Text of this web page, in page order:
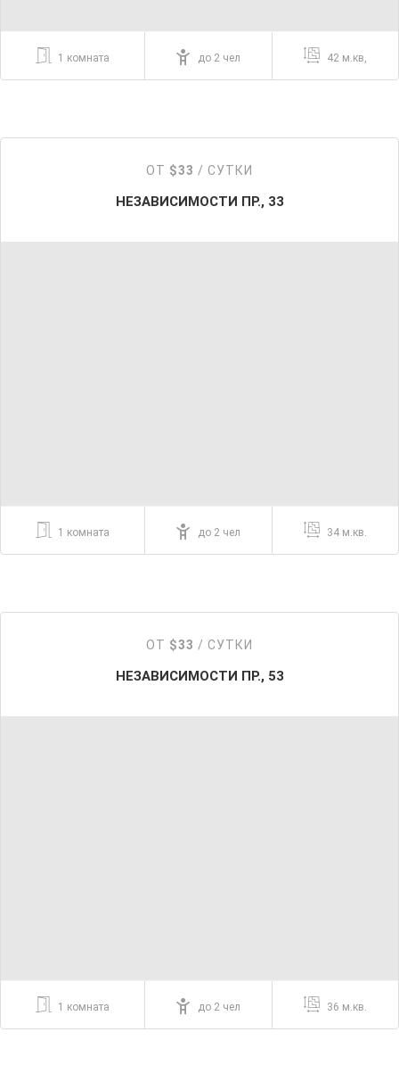
1 комната до 2 чел 42 м.кв,
ОТ $33 / СУТКИ
НЕЗАВИСИМОСТИ ПР., 33
1 комната до 2 чел 34 м.кв.
ОТ $33 / СУТКИ
НЕЗАВИСИМОСТИ ПР., 53
1 комната до 2 чел 36 м.кв.